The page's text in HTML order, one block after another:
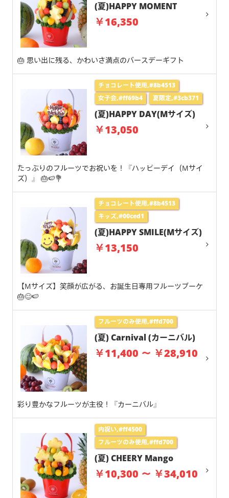
(夏)HAPPY MOMENT
￥16,350
🎂 思い出に残る、かわいさ満点のバースデーギフト
チョコレート使用,#8b4513
女子会,#ff69b4
夏限定,#3cb371
(夏)HAPPY DAY(Mサイズ)
￥13,050
たっぷりのフルーツでお祝いを！『ハッピーデイ（Mサイ
ズ）』 🎂🍉💐
チョコレート使用,#8b4513
キッズ,#00ced1
(夏)HAPPY SMILE(Mサイズ)
￥13,150
【Mサイズ】笑顔が広がる、お誕生日専用フルーツブーケ
🎂😊🍉
フルーツのみ使用,#ffd700
(夏) Carnival (カーニバル)
￥11,400 ～ ￥28,910
彩り豊かなフルーツが主役！『カーニバル』
内祝い,#ff4500
フルーツのみ使用,#ffd700
(夏) CHEERY Mango
￥10,300 ～ ￥34,010